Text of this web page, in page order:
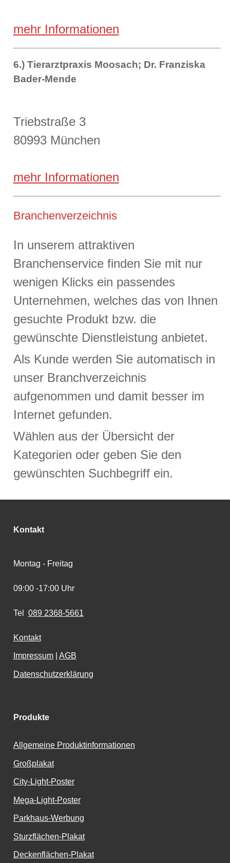
mehr Informationen
6.) Tierarztpraxis Moosach; Dr. Franziska
Bader-Mende
Triebstraße 3
80993 München
mehr Informationen
Branchenverzeichnis
In unserem attraktiven
Branchenservice finden Sie mit nur
wenigen Klicks ein passendes
Unternehmen, welches das von Ihnen
gesuchte Produkt bzw. die
gewünschte Dienstleistung anbietet.
Als Kunde werden Sie automatisch in
unser Branchverzeichnis
aufgenommen und damit besser im
Internet gefunden.
Wählen aus der Übersicht der
Kategorien oder geben Sie den
gewünschten Suchbegriff ein.
Kontakt
Montag - Freitag
09:00 -17:00 Uhr
Tel 089 2368-5661
Kontakt
Impressum| AGB
Datenschutzerklärung
Produkte
Allgemeine Produktinformationen
Großplakat
City-Light-Poster
Mega-Light-Poster
Parkhaus-Werbung
Sturzflächen-Plakat
Deckenflächen-Plakat